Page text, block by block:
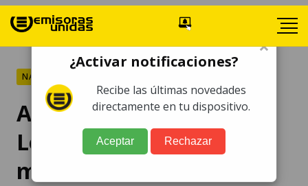
NACIONALES
Accidente aéreo:
Localizan sin vida a
militar
×
¿Activar notificaciones?
Recibe las últimas novedades
directamente en tu dispositivo.
Aceptar Rechazar